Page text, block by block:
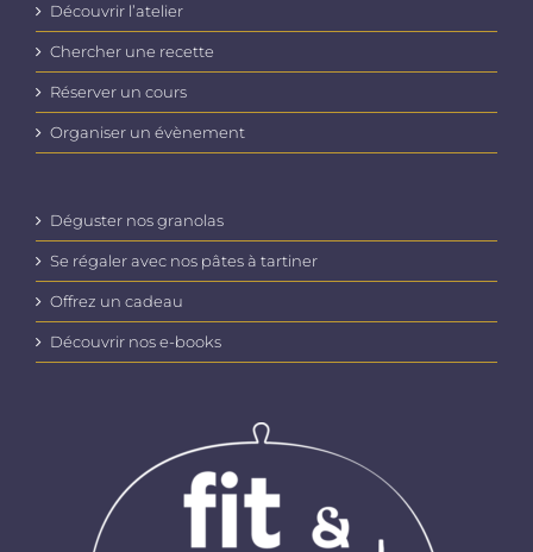
Découvrir l’atelier
Chercher une recette
Réserver un cours
Organiser un évènement
Déguster nos granolas
Se régaler avec nos pâtes à tartiner
Offrez un cadeau
Découvrir nos e-books